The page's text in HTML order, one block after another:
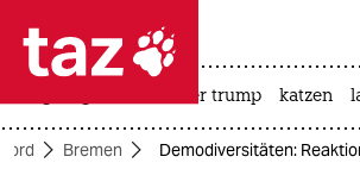
 taz zahl ich
taz zahl ich
usa unter trump katzen
Bremen Demodiversitäten: